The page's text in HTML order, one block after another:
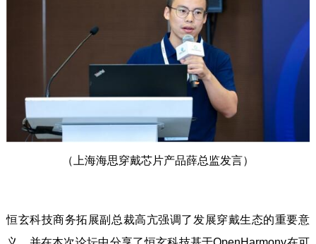
（上海海思穿戴芯片产品薛总监发言）
恒玄科技商务拓展副总裁高亢强调了发展穿戴生态的重要意